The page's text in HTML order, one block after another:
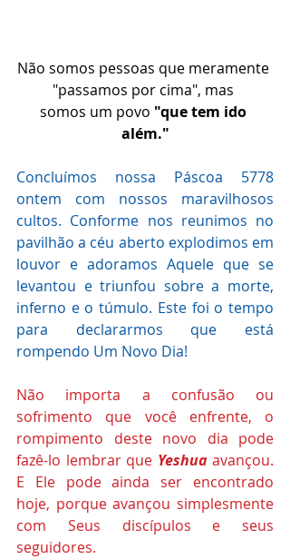
Não somos pessoas que meramente
"passamos por cima", mas
somos um povo "que tem ido
além."
Concluímos nossa Páscoa 5778
ontem com nossos maravilhosos
cultos. Conforme nos reunimos no
pavilhão a céu aberto explodimos em
louvor e adoramos Aquele que se
levantou e triunfou sobre a morte,
inferno e o túmulo. Este foi o tempo
para declararmos que está
rompendo Um Novo Dia!
Não importa a confusão ou
sofrimento que você enfrente, o
rompimento deste novo dia pode
fazê-lo lembrar que Yeshua avançou.
E Ele pode ainda ser encontrado
hoje, porque avançou simplesmente
com Seus discípulos e seus
seguidores.